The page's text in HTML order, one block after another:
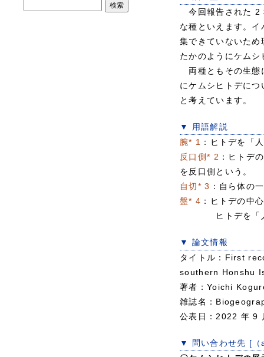
今回報告された 2
な種といえます。
集できていないた
たかのようにケム
両種ともその生態
にケムシヒトデに
と考えています。
▼ 用語解説
腕* 1
：ヒトデを「
反口側* 2 ：ヒトデ
を反口側という。
自切* 3 ：自ら体の
盤* 4 ：ヒトデの中
ヒトデを「人の
▼ 論文情報
タイトル：First
southern Honshu
著者：Yoichi
雑誌名：
公表日：2022 年 9
▼ 問い合わせ先 [（